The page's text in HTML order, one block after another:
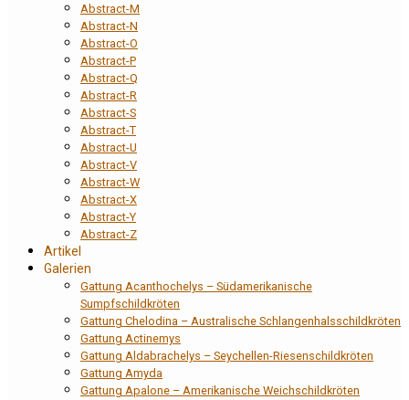
Abstract-M
Abstract-N
Abstract-O
Abstract-P
Abstract-Q
Abstract-R
Abstract-S
Abstract-T
Abstract-U
Abstract-V
Abstract-W
Abstract-X
Abstract-Y
Abstract-Z
Artikel
Galerien
Gattung Acanthochelys – Südamerikanische
Sumpfschildkröten
Gattung Chelodina – Australische Schlangenhalsschildkröten
Gattung Actinemys
Gattung Aldabrachelys – Seychellen-Riesenschildkröten
Gattung Amyda
Gattung Apalone – Amerikanische Weichschildkröten